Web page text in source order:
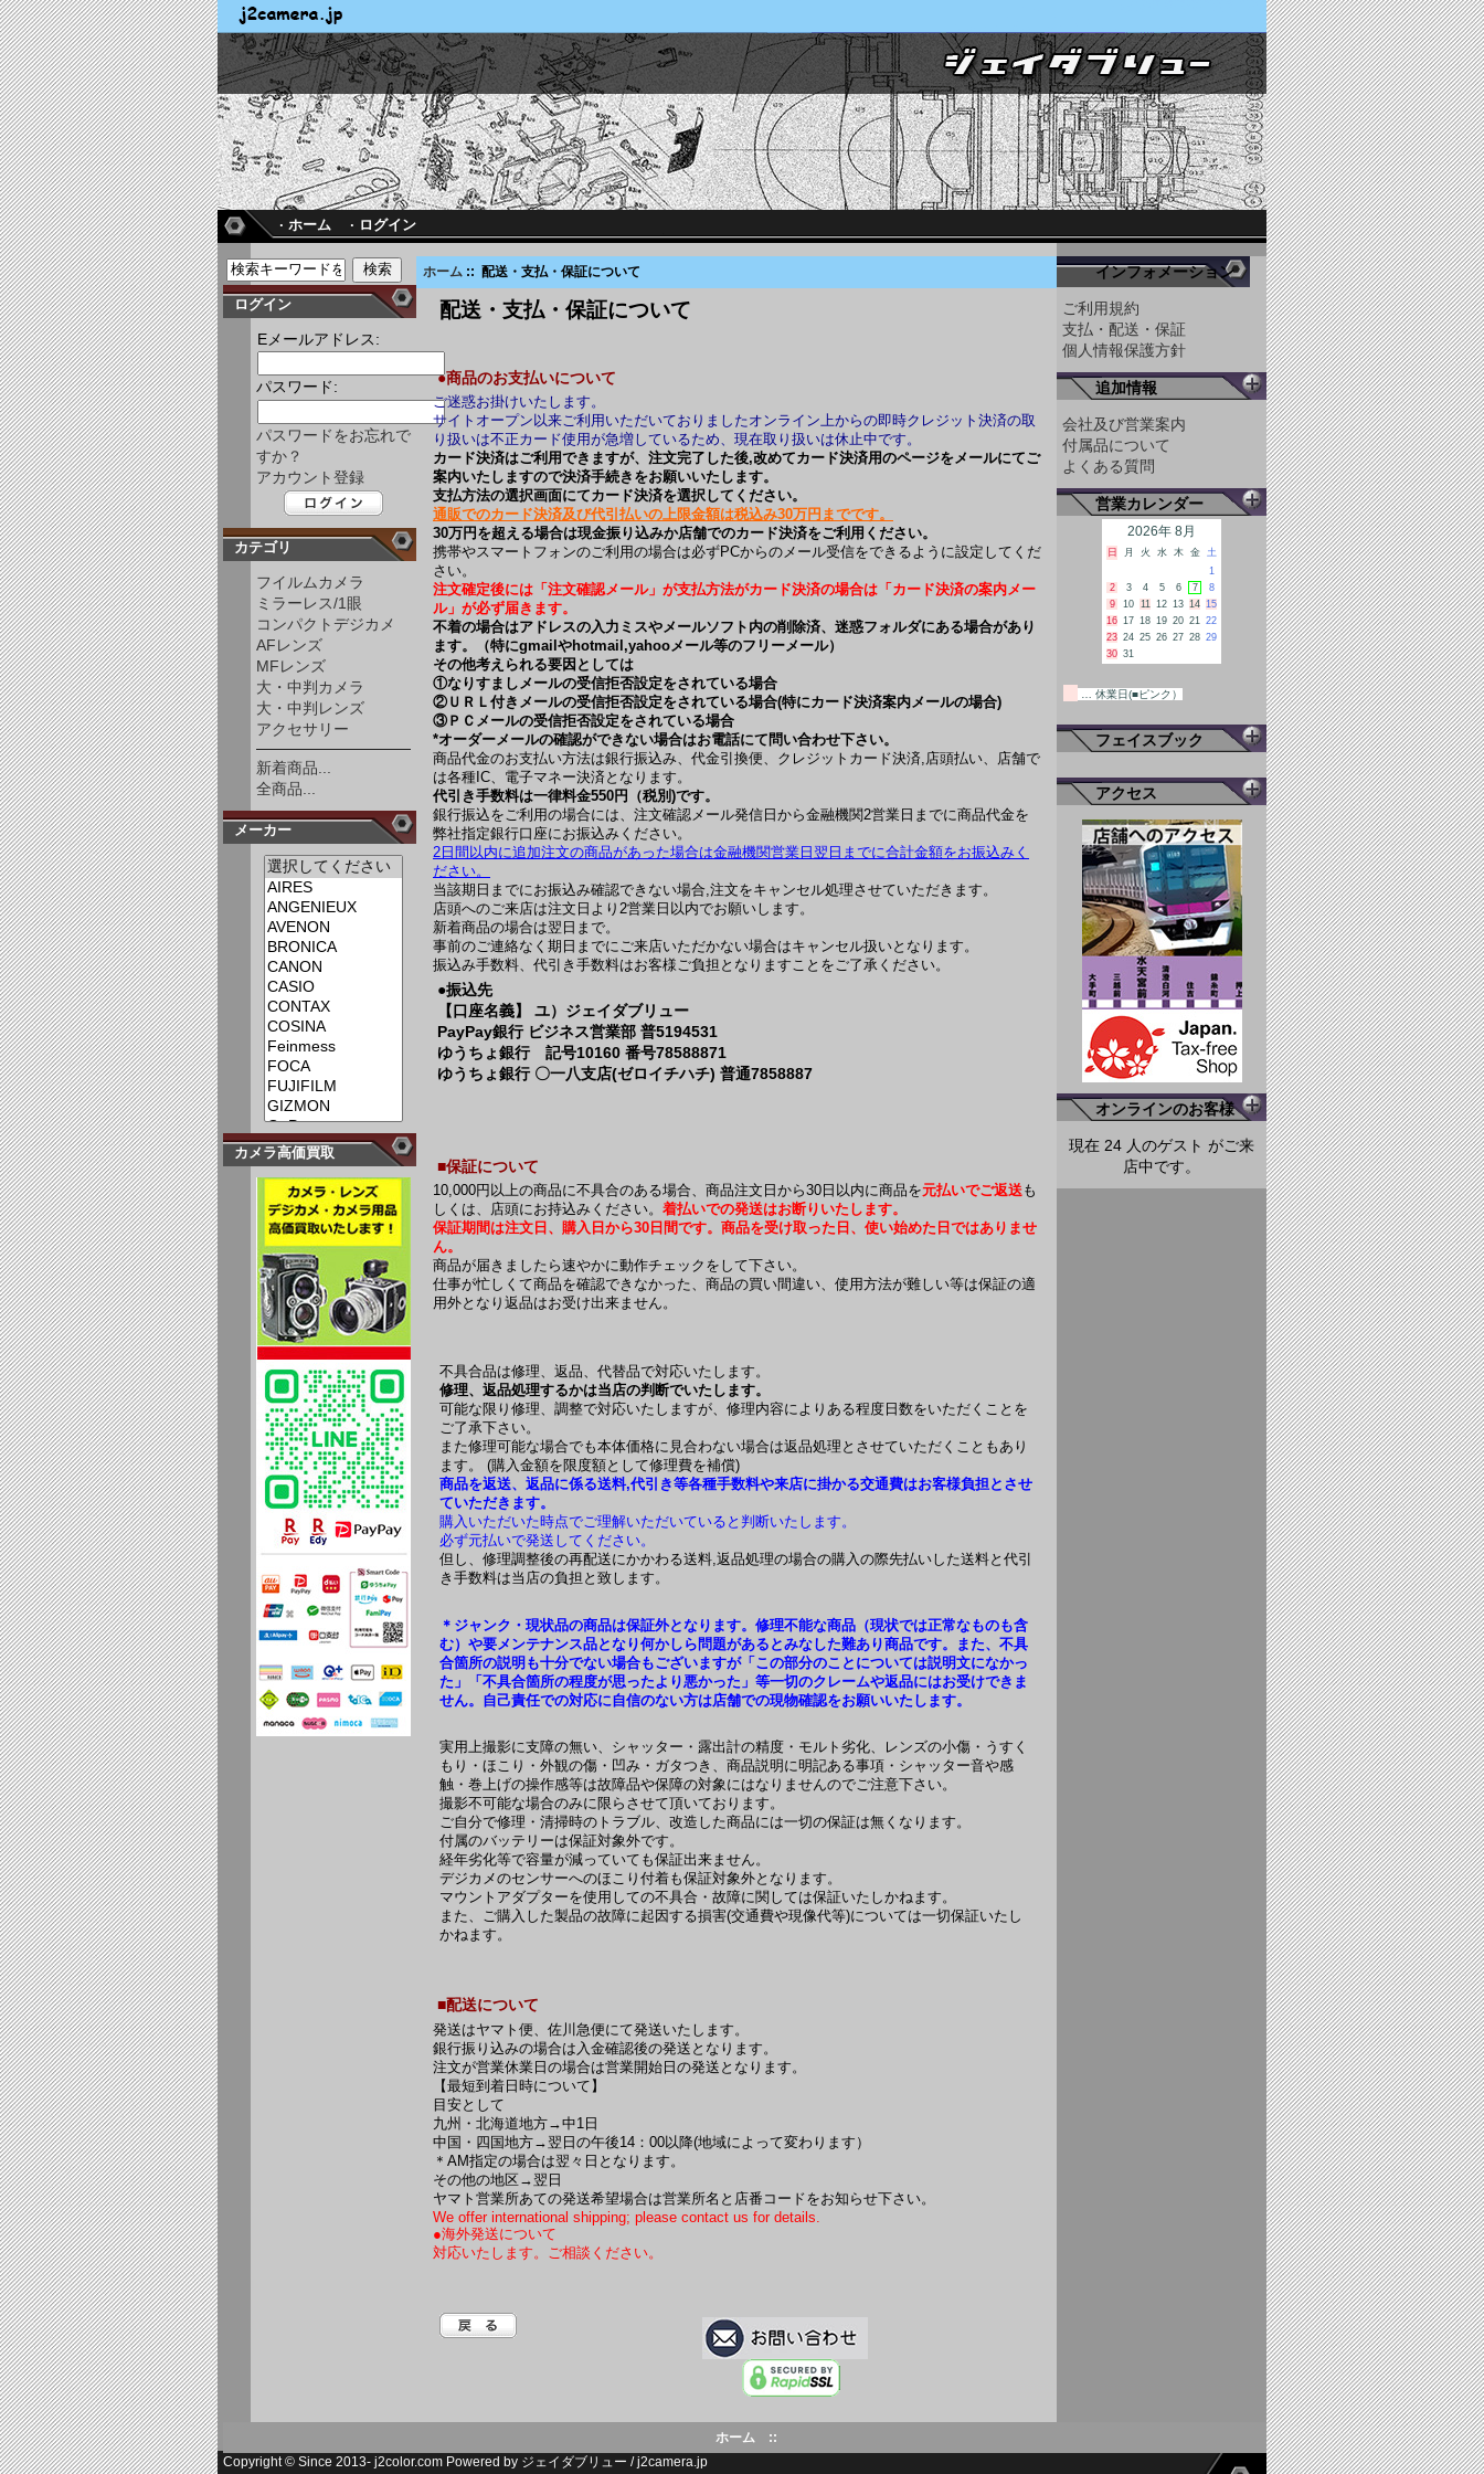
· ホーム · ログイン
ログイン
Eメールアドレス:
パスワード:
パスワードをお忘れで
すか？
アカウント登録
カテゴリ
フイルムカメラ
ミラーレス/1眼
コンパクトデジカメ
AFレンズ
MFレンズ
大・中判カメラ
大・中判レンズ
アクセサリー
新着商品...
全商品...
メーカー
カメラ高価買取
ホーム :: 配送・支払・保証について
配送・支払・保証について
●商品のお支払いについて
ご迷惑お掛けいたします。
サイトオープン以来ご利用いただいておりましたオンライン上からの即時クレジット決済の取
り扱いは不正カード使用が急増しているため、現在取り扱いは休止中です。
カード決済はご利用できますが、注文完了した後,改めてカード決済用のページをメールにてご
案内いたしますので決済手続きをお願いいたします。
支払方法の選択画面にてカード決済を選択してください。
通販でのカード決済及び代引払いの上限金額は税込み30万円までです。
30万円を超える場合は現金振り込みか店舗でのカード決済をご利用ください。
携帯やスマートフォンのご利用の場合は必ずPCからのメール受信をできるように設定してくだ
さい。
注文確定後には「注文確認メール」が支払方法がカード決済の場合は「カード決済の案内メー
ル」が必ず届きます。
不着の場合はアドレスの入力ミスやメールソフト内の削除済、迷惑フォルダにある場合があり
ます。（特にgmailやhotmail,yahooメール等のフリーメール）
その他考えられる要因としては
①なりすましメールの受信拒否設定をされている場合
②ＵＲＬ付きメールの受信拒否設定をされている場合(特にカード決済案内メールの場合)
③ＰＣメールの受信拒否設定をされている場合
*オーダーメールの確認ができない場合はお電話にて問い合わせ下さい。
商品代金のお支払い方法は銀行振込み、代金引換便、クレジットカード決済,店頭払い、店舗で
は各種IC、電子マネー決済となります。
代引き手数料は一律料金550円（税別)です。
銀行振込をご利用の場合には、注文確認メール発信日から金融機関2営業日までに商品代金を
弊社指定銀行口座にお振込みください。
2日間以内に追加注文の商品があった場合は金融機関営業日翌日までに合計金額をお振込みく
ださい。
当該期日までにお振込み確認できない場合,注文をキャンセル処理させていただきます。
店頭へのご来店は注文日より2営業日以内でお願いします。
新着商品の場合は翌日まで。
事前のご連絡なく期日までにご来店いただかない場合はキャンセル扱いとなります。
振込み手数料、代引き手数料はお客様ご負担となりますことをご了承ください。
●振込先
【口座名義】 ユ）ジェイダブリュー
PayPay銀行 ビジネス営業部 普5194531
ゆうちょ銀行 記号10160 番号78588871
ゆうちょ銀行 〇一八支店(ゼロイチハチ) 普通7858887
■保証について
10,000円以上の商品に不具合のある場合、商品注文日から30日以内に商品を元払いでご返送も
しくは、店頭にお持込みください。 着払いでの発送はお断りいたします。
保証期間は注文日、購入日から30日間です。商品を受け取った日、使い始めた日ではありませ
ん。
商品が届きましたら速やかに動作チェックをして下さい。
仕事が忙しくて商品を確認できなかった、商品の買い間違い、使用方法が難しい等は保証の適
用外となり返品はお受け出来ません。
不具合品は修理、返品、代替品で対応いたします。
修理、返品処理するかは当店の判断でいたします。
可能な限り修理、調整で対応いたしますが、修理内容によりある程度日数をいただくことを
ご了承下さい。
また修理可能な場合でも本体価格に見合わない場合は返品処理とさせていただくこともあり
ます。 (購入金額を限度額として修理費を補償)
商品を返送、返品に係る送料,代引き等各種手数料や来店に掛かる交通費はお客様負担とさせ
ていただきます。
購入いただいた時点でご理解いただいていると判断いたします。
必ず元払いで発送してください。
但し、修理調整後の再配送にかかわる送料,返品処理の場合の購入の際先払いした送料と代引
き手数料は当店の負担と致します。
＊ジャンク・現状品の商品は保証外となります。修理不能な商品（現状では正常なものも含
む）や要メンテナンス品となり何かしら問題があるとみなした難あり商品です。また、不具
合箇所の説明も十分でない場合もございますが「この部分のことについては説明文になかっ
た」「不具合箇所の程度が思ったより悪かった」等一切のクレームや返品にはお受けできま
せん。自己責任での対応に自信のない方は店舗での現物確認をお願いいたします。
実用上撮影に支障の無い、シャッター・露出計の精度・モルト劣化、レンズの小傷・うすく
もり・ほこり・外観の傷・凹み・ガタつき、商品説明に明記ある事項・シャッター音や感
触・巻上げの操作感等は故障品や保障の対象にはなりませんのでご注意下さい。
撮影不可能な場合のみに限らさせて頂いております。
ご自分で修理・清掃時のトラブル、改造した商品には一切の保証は無くなります。
付属のバッテリーは保証対象外です。
経年劣化等で容量が減っていても保証出来ません。
デジカメのセンサーへのほこり付着も保証対象外となります。
マウントアダプターを使用しての不具合・故障に関しては保証いたしかねます。
また、ご購入した製品の故障に起因する損害(交通費や現像代等)については一切保証いたし
かねます。
■配送について
発送はヤマト便、佐川急便にて発送いたします。
銀行振り込みの場合は入金確認後の発送となります。
注文が営業休業日の場合は営業開始日の発送となります。
【最短到着日時について】
目安として
九州・北海道地方→中1日
中国・四国地方→翌日の午後14：00以降(地域によって変わります）
＊AM指定の場合は翌々日となります。
その他の地区→翌日
ヤマト営業所あての発送希望場合は営業所名と店番コードをお知らせ下さい。
We offer international shipping; please contact us for details.
●海外発送について
対応いたします。ご相談ください。
インフォメーション
ご利用規約
支払・配送・保証
個人情報保護方針
追加情報
会社及び営業案内
付属品について
よくある質問
営業カレンダー
2026年 8月
日 月 火 水 木 金
土
1
2
3 4 5 6 7
8
9
10 11 12 13 14 15
16 17 18 19 20 21 22
23 24 25 26 27 28 29
30 31
… 休業日(■ピンク）
フェイスブック
アクセス
オンラインのお客様
現在 24 人のゲスト がご来
店中です。
ホーム
::
Copyright © Since 2013- j2color.com Powered by ジェイダブリュー / j2camera.jp